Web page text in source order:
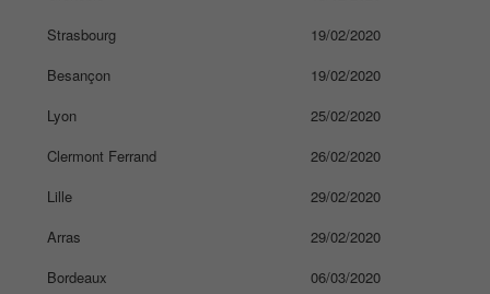
Strasbourg
19/02/2020
Besançon
19/02/2020
Lyon
25/02/2020
Clermont Ferrand
26/02/2020
Lille
29/02/2020
Arras
29/02/2020
Bordeaux
06/03/2020